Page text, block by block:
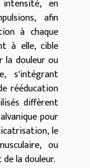
en
afin
à chaque
à elle, cible
la douleur ou
s'intégrant
rééducation
diffèrent
pour
le
ou
la douleur.